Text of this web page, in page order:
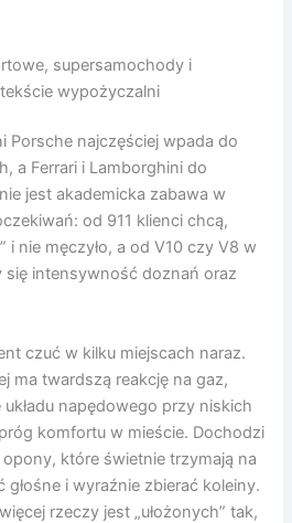
supersamochody i
wypożyczalni
Porsche najczęściej wpada do
a Ferrari i Lamborghini do
jest akademicka zabawa w
od 911 klienci chcą,
i nie męczyło, a od V10 czy V8 w
się intensywność doznań oraz
czuć w kilku miejscach naraz.
ma twardszą reakcję na gaz,
napędowego przy niskich
komfortu w mieście. Dochodzi
które świetnie trzymają na
i wyraźnie zbierać koleiny.
rzeczy jest „ułożonych” tak,